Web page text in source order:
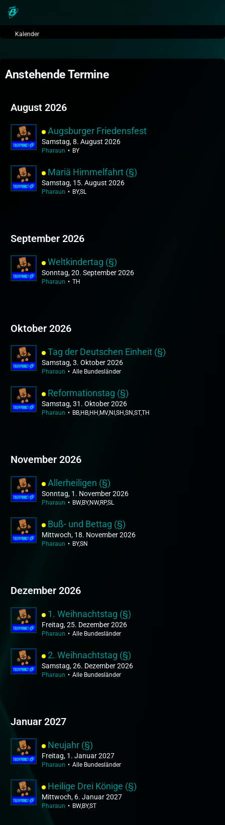
Kalender
Anstehende Termine
August 2026
Augsburger Friedensfest
Samstag, 8. August 2026
Pharaun BY
Mariä Himmelfahrt (§)
Samstag, 15. August 2026
Pharaun BY,SL
September 2026
Weltkindertag (§)
Sonntag, 20. September 2026
Pharaun TH
Oktober 2026
Tag der Deutschen Einheit (§)
Samstag, 3. Oktober 2026
Pharaun Alle Bundesländer
Reformationstag (§)
Samstag, 31. Oktober 2026
Pharaun BB,HB,HH,MV,NI,SH,SN,ST,TH
November 2026
Allerheiligen (§)
Sonntag, 1. November 2026
Pharaun BW,BY,NW,RP,SL
Buß- und Bettag (§)
Mittwoch, 18. November 2026
Pharaun BY,SN
Dezember 2026
1. Weihnachtstag (§)
Freitag, 25. Dezember 2026
Pharaun Alle Bundesländer
2. Weihnachtstag (§)
Samstag, 26. Dezember 2026
Pharaun Alle Bundesländer
Januar 2027
Neujahr (§)
Freitag, 1. Januar 2027
Pharaun Alle Bundesländer
Heilige Drei Könige (§)
Mittwoch, 6. Januar 2027
Pharaun BW,BY,ST